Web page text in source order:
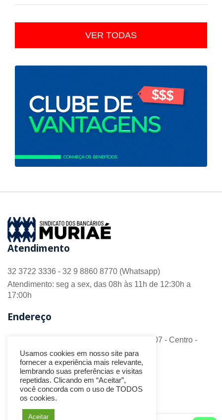
VER TODAS
Atendimento
32 3722 3336 - 32 9 8860 8770 (Whatsapp)
Atendimento: seg a sex, das 08h às 11h de 12:30h a
17:00h
Endereço
R. Barão do Monte Alto nº 70 - Sala 306/307 - Centro -
CEP 36.880-018 - Muriaé/MG
Redes Sociais
Usamos cookies em nosso site para
fornecer a experiência mais relevante,
lembrando suas preferências e visitas
repetidas. Clicando em “Aceitar”,
você concorda com o uso de TODOS
os cookies.
Aceitar